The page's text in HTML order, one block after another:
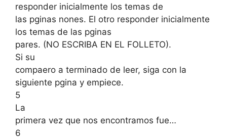
responder inicialmente los temas de
las pginas nones. El otro responder inicialmente
los temas de las pginas
pares. (NO ESCRIBA EN EL FOLLETO).
Si su
compaero a terminado de leer, siga con la
siguiente pgina y empiece.
5
La
primera vez que nos encontramos fue…
6